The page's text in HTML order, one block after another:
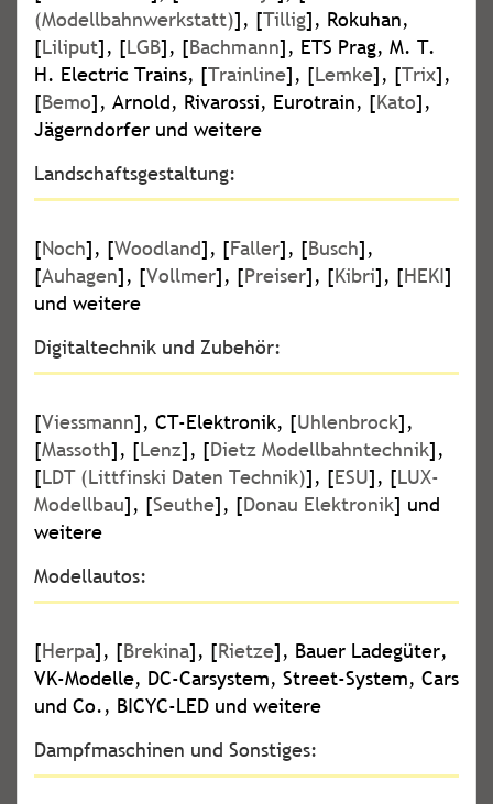
(Modellbahnwerkstatt)], [Tillig], Rokuhan,
[Liliput], [LGB], [Bachmann], ETS Prag, M. T.
H. Electric Trains, [Trainline], [Lemke], [Trix],
[Bemo], Arnold, Rivarossi, Eurotrain, [Kato],
Jägerndorfer und weitere
Landschaftsgestaltung:
[Noch], [Woodland], [Faller], [Busch],
[Auhagen], [Vollmer], [Preiser], [Kibri], [HEKI]
und weitere
Digitaltechnik und Zubehör:
[Viessmann], CT-Elektronik, [Uhlenbrock],
[Massoth], [Lenz], [Dietz Modellbahntechnik],
[LDT (Littfinski Daten Technik)], [ESU], [LUX-
Modellbau], [Seuthe], [Donau Elektronik] und
weitere
Modellautos:
[Herpa], [Brekina], [Rietze], Bauer Ladegüter,
VK-Modelle, DC-Carsystem, Street-System, Cars
und Co., BICYC-LED und weitere
Dampfmaschinen und Sonstiges: